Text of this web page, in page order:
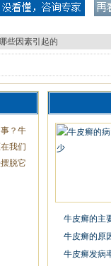
些因素引起的
？牛
我们
脱它
牛皮癣的主
牛皮癣的原
牛皮癣发病